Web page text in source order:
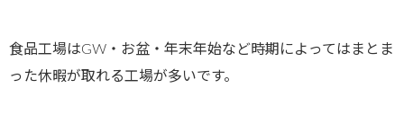
食品工場はGW・お盆・年末年始など時期によってはまとま
った休暇が取れる工場が多いです。